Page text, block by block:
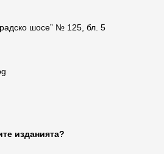
шосе” № 125, бл. 5
изданията?